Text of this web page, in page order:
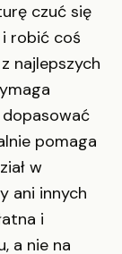
czuć się
robić coś
najlepszych
pomaga
w
ani innych
i
a nie na